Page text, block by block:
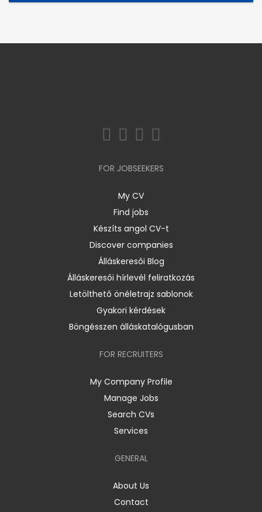
FOR JOBSEEKERS
My CV
Find jobs
Készíts angol CV-t
Discover companies
Álláskeresői Blog
Álláskeresői hírlevél feliratkozás
Letölthető önéletrajz sablonok
Gyakori kérdések
Böngésszen álláskatalógusban
FOR RECRUITERS
My Company Profile
Manage Jobs
Search CVs
Services
GENERAL
About Us
Contact